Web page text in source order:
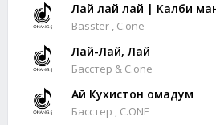
Лай лай лай | Калби
Basster , C.one
Лай-Лай, Лай
Басстер & C.one
Ай Кухистон омадум
Басстер , C.ONE